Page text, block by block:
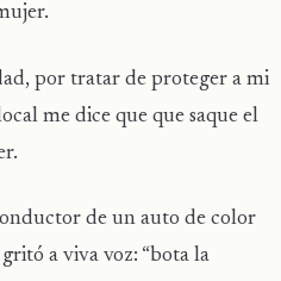
por tratar de proteger a mi
me dice que que saque el
de un auto de color
a viva voz: “bota la